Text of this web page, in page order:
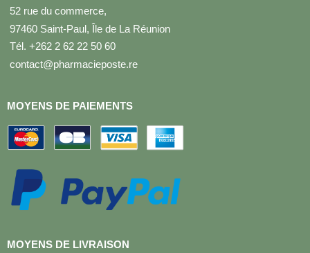
52 rue du commerce,
97460 Saint-Paul, Île de La Réunion
Tél. +262 2 62 22 50 60
contact@pharmacieposte.re
MOYENS DE PAIEMENTS
MOYENS DE LIVRAISON